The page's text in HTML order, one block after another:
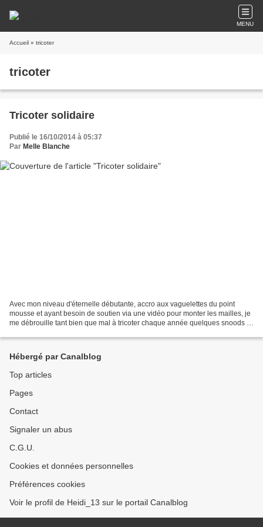
MENU
Accueil » tricoter
tricoter
Tricoter solidaire
Publié le 16/10/2014 à 05:37
Par Melle Blanche
Avec mon niveau d'éternelle débutante, accro aux vaguelettes du point
mousse et ayant besoin de soutien via une vidéo pour monter les mailles, je
me débrouille tant bien que mal à tricoter chaque année quelques snoods et
Hébergé par Canalblog
Top articles
Pages
Contact
Signaler un abus
C.G.U.
Cookies et données personnelles
Préférences cookies
Voir le profil de Heidi_13 sur le portail Canalblog